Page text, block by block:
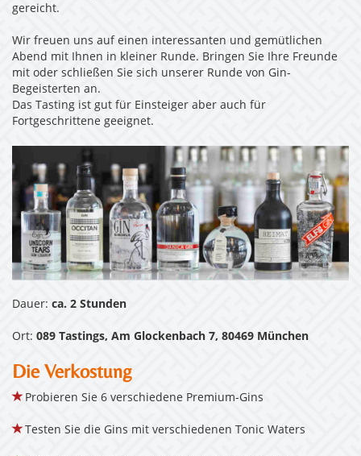
gereicht.
Wir freuen uns auf einen interessanten und gemütlichen
Abend mit Ihnen in kleiner Runde. Bringen Sie Ihre Freunde
mit oder schließen Sie sich unserer Runde von Gin-
Begeisterten an.
Das Tasting ist gut für Einsteiger aber auch für
Fortgeschrittene geeignet.
Dauer: ca. 2 Stunden
Ort: 089 Tastings, Am Glockenbach 7, 80469 München
Die Verkostung
Probieren Sie 6 verschiedene Premium-Gins
Testen Sie die Gins mit verschiedenen Tonic Waters